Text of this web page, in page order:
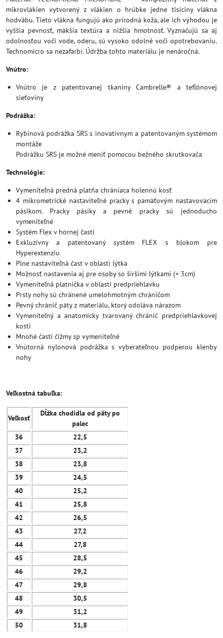
mikrovlákien vytvorený z vlákien o hrúbke jedne tisíciny vlákna
hodvábu. Tieto vlákna fungujú ako prírodná koža, ale ich výhodou je
vyššia pevnosť, mäkšia textúra a nižšia hmotnosť. Vyznačujú sa aj
odolnosťou voči vode, oderu, sú vysoko odolné voči opotrebovaniu.
Technomicro sa nezafarbí. Údržba tohto materiálu je nenáročná.
Vnútro:
Vnútro je z patentovanej tkaniny Cambrelle® a teflónovej
sieťoviny
Podrážka:
Rybinová podrážka SRS s inovatívnym a patentovaným systémom
montáže
Podrážku SRS je možné meniť pomocou bežného skrutkovača
Technológie:
Vymeniteľná predná platňa chrániaca holennú kosť
4 mikrometrické nastaviteľné pracky s pamäťovým nastavovacím
pásikom. Pracky pásiky a pevné pracky sú jednoducho
vymeniteľné
Systém Flex v hornej časti
Exkluzívny a patentovaný systém FLEX s blokom pre
Hyperextenziu
Plne nastaviteľná čast v oblasti lýtka
Možnosť nastavenia aj pre osoby so širšími lýtkami (+ 3cm)
Vymeniteľná platnička v oblasti predpriehlavku
Prsty nohy sú chránené umelohmotným chráničom
Pevný chránič päty z materiálu, ktorý odoláva nárazom
Vymeniteľný a anatomicky tvarovaný chránič predpriehlavkovej
kosti
Mnohé časti čižmy sp vymeniteľné
Vnútorná nylonová podrážka s vyberateľnou podperou klenby
nohy
Veľkostná tabuľka:
Veľkosť
Dĺžka chodidla od päty po
palec
36
22,5
37
23,2
38
23,8
39
24,5
40
25,2
41
25,8
42
26,5
43
27,2
44
27,8
45
28,5
46
29,2
47
29,8
48
30,5
49
31,2
50
31,8